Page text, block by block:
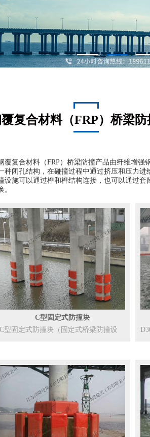
复合材料（FRP）桥梁防
覆复合材料（FRP）桥梁防撞产品由纤维增
种闭孔结构，在碰撞过程中通过挤压和压力
设施可以通过榫和榫结构连接，也可以通过
。
C型固定式防撞块
C型固定式防撞块（固定式桥梁防撞设